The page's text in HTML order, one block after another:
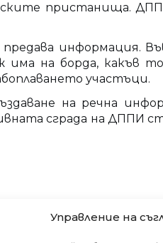
Управление на
пристанища.
инфopмaция.
на борда, какъв
участъци.
на речна
сграда на ДППИ